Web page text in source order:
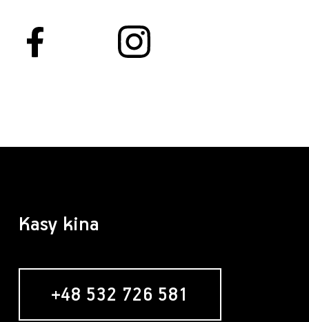
Kasy kina
+48 532 726 581